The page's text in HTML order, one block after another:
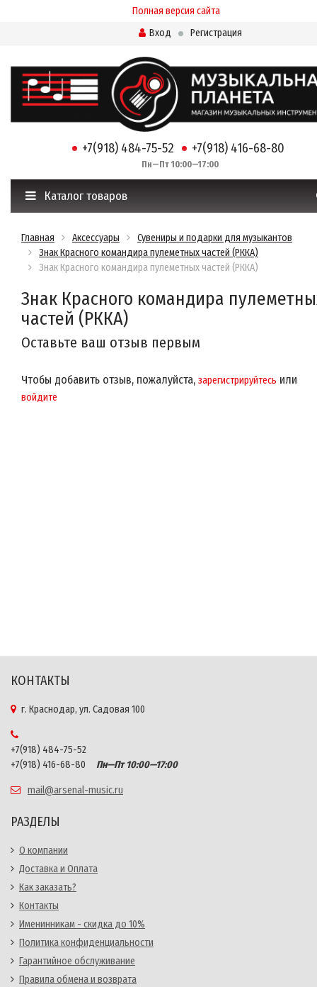
Полная версия сайта
Вход
Регистрация
+7(918) 484-75-52 +7(918) 416-68-80
Пн—Пт 10:00—17:00
Каталог товаров
Главная Аксессуары
Сувениры и подарки для музыкантов
Знак Красного командира пулеметных частей (РККА)
Знак Красного командира пулеметных частей (РККА)
Знак Красного командира
частей (РККА)
Оставьте ваш отзыв первым
Чтобы добавить отзыв, пожалуйста, зарегистрируйтесь или
войдите
КОНТАКТЫ
г. Краснодар, ул. Садовая 100
+7(918) 484-75-52
+7(918) 416-68-80
Пн—Пт 10:00—17:00
mail@arsenal-music.ru
РАЗДЕЛЫ
О компании
Доставка и Оплата
Как заказать?
Контакты
Именинникам - скидка до 10%
Политика конфиденциальности
Гарантийное обслуживание
Правила обмена и возврата